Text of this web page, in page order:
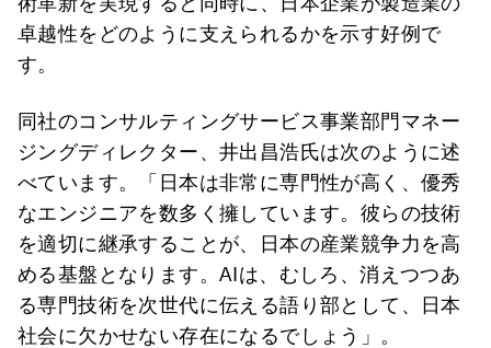
卓越性をどのように支えられるかを示す好例で
す。
同社のコンサルティングサービス事業部門マネー
ジングディレクター、井出昌浩氏は次のように述
べています。「日本は非常に専門性が高く、優秀
なエンジニアを数多く擁しています。彼らの技術
を適切に継承することが、日本の産業競争力を高
める基盤となります。AIは、むしろ、消えつつあ
る専門技術を次世代に伝える語り部として、日本
社会に欠かせない存在になるでしょう」。